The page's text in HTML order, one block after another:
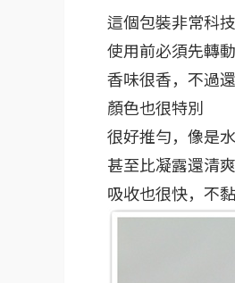
這個包裝非常科
使用前必須先轉
香味很香，不過
顏色也很特別
很好推勻，像是
甚至比凝露還清爽
吸收也很快，不